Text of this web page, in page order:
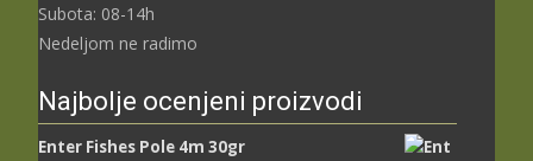
Subota: 08-14h
Nedeljom ne radimo
Najbolje ocenjeni proizvodi
Enter Fishes Pole 4m 30gr